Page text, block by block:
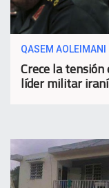
QASEM AOLEIMANI
Crece la
líder militar